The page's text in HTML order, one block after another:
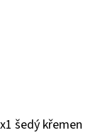
šedý křemen